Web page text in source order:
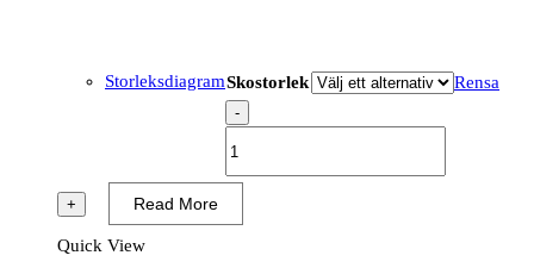
StorleksdiagramSkostorlek Rensa
-
Trainer
+ Read More
Quick View